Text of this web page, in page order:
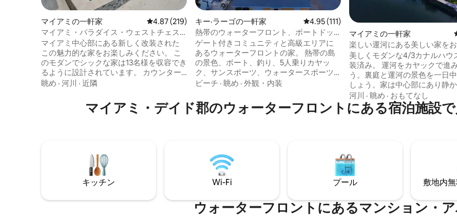
マイアミの一軒家 レビュー219件、5つ星中4.87つ星の平均評価
4.87 (219)
マイアミ・パラダイス・ウェストチェス
ター *温水プール*
マイアミ中心部にある新しく改装された
この魅力的な家をお楽しみください。 こ
のモダンでシックな家は13名様を収容でき
るように設計されています。 カウンター
トップバー、バーベキューエリア、ダイ
庭での楽しみに最適です。 マイアミの太
陽の下でモダンなプールでリラックス、
主要高速道路、モール、マイアミビー
チ、FIU、ブリッケル、ウィンウッド、マ
イアミのダウンタウンに近いです。
眺め · 河川 · 近隣
キー·ラーゴの一軒家 レビュー111件、5つ星中4.95つ星の平均評価
4.95 (111)
熱帯のウォーターフロント、ボートドッ
ク、夕日、カヤック
ゲート付きコミュニティと高級エリアに
あるウォーターフロントの家。 熱帯の島
の景色、ボート、釣り、5人乗りカヤッ
ク、サンスポーツ、ウォータースポーツ
を楽しめる場所です！ マイアミ空港から
がある運河沿い。80フィートのドックス
ペース。 ボートを借りるか、ご自身でお
撃などを楽しめます。 魚の洗い台、ゲー
ト付きコミュニティ、マングローブを見
渡せます。
ビーチ · 眺め · 外観・内装
マイアミの一軒家
楽しい運河にある美しい家を
ださい！ジャグジー付き！
美しくモダンな4/3カナルハウ
装済み。 運河をカヤックで進
う。裏庭と運河の景色を一日
しょう。家は中心部にあり静
です。 素晴らしい裏庭とテラ
ベキューグリルがあり、ゲス
ックが2艘用意されています。
ーチまで✔️30分 デイドランドモ
リックパークまで✔️10 ～15分 パラダイス
ホームでリラックスしに来てく
河川 · 眺め · おもてなし
マイアミ・デイド郡のウォーターフロントにある宿泊施設
キッチン Wi-Fi プール 敷地内
ウォーターフロントにあるマンション・ア